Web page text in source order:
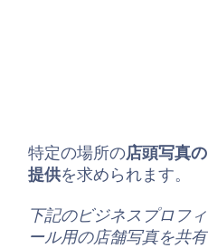
特定の場所の店頭写真の
提供を求められます。
下記のビジネスプロフィ
ール用の店舗写真を共有